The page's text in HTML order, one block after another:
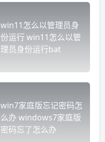
win11怎么以管理员身
份运行 win11怎么以管
理员身份运行bat
win7家庭版忘记密码怎
么办 windows7家庭版
密码忘了怎么办